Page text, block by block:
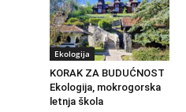
Ekologija
KORAK ZA BUDUĆNOST
Ekologija, mokrogorska
letnja škola